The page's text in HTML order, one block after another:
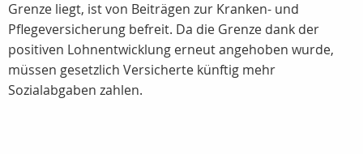
Grenze liegt, ist von Beiträgen zur Kranken- und
Pflegeversicherung befreit. Da die Grenze dank der
positiven Lohnentwicklung erneut angehoben wurde,
müssen gesetzlich Versicherte künftig mehr
Sozialabgaben zahlen.